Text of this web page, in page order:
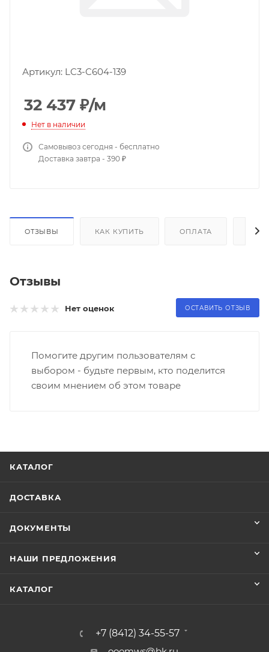
Артикул: LC3-C604-139
32 437 ₽/м
Нет в наличии
Самовывоз сегодня - бесплатно
Доставка завтра - 390 ₽
ОТЗЫВЫ КАК КУПИТЬ ОПЛАТА
Отзывы
Нет оценок ОСТАВИТЬ ОТЗЫВ
Помогите другим пользователям с
выбором - будьте первым, кто поделится
своим мнением об этом товаре
КАТАЛОГ
ДОСТАВКА
ДОКУМЕНТЫ
НАШИ ПРЕДЛОЖЕНИЯ
КАТАЛОГ
+7 (8412) 34-55-57